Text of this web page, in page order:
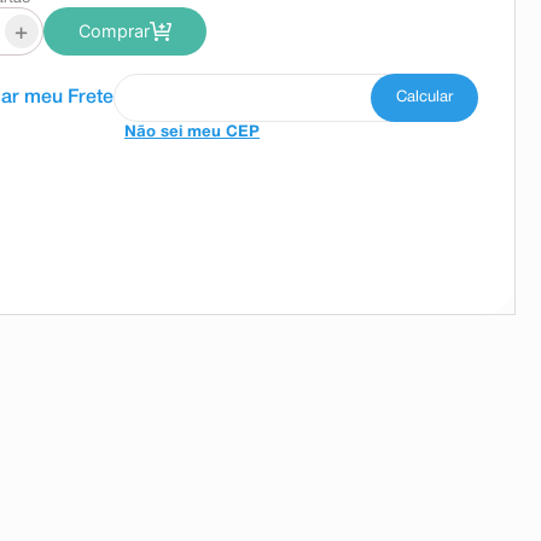
+ Comprar
Não sei meu CEP